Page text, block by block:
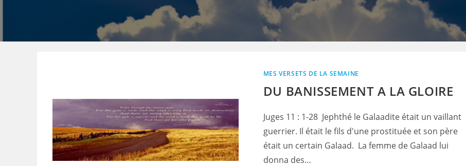
MES VERSETS DE LA SEMAINE
DU BANISSEMENT A LA GLOIRE
Juges 11 : 1-28 Jephthé le Galaadite était un vaillant
guerrier. Il était le fils d'une prostituée et son père
était un certain Galaad. La femme de Galaad lui
donna des…